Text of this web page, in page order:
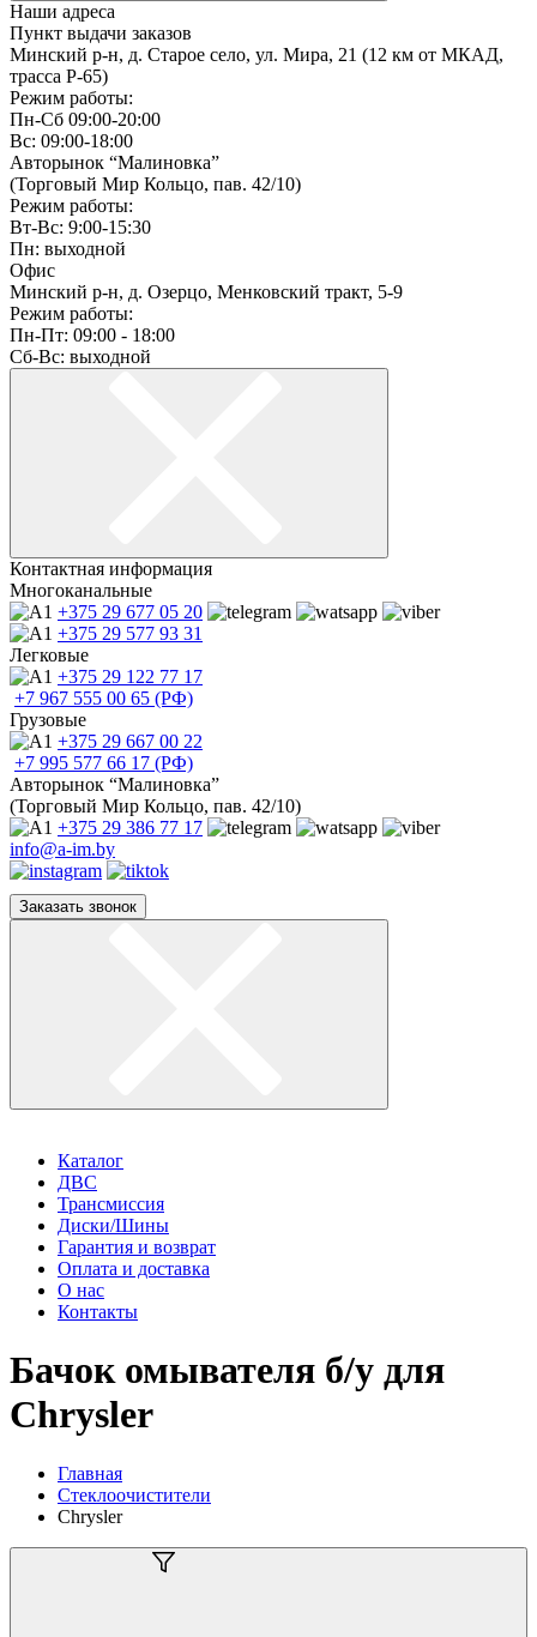
Наши адреса
Пункт выдачи заказов
Минский р-н, д. Старое село, ул. Мира, 21 (12 км от МКАД,
трасса P-65)
Режим работы:
Пн-Сб 09:00-20:00
Вс: 09:00-18:00
Авторынок “Малиновка”
(Торговый Мир Кольцо, пав. 42/10)
Режим работы:
Вт-Вс: 9:00-15:30
Пн: выходной
Офис
Минский р-н, д. Озерцо, Менковский тракт, 5-9
Режим работы:
Пн-Пт: 09:00 - 18:00
Сб-Вс: выходной
Контактная информация
Многоканальные
+375 29 677 05 20
+375 29 577 93 31
Легковые
+375 29 122 77 17
+7 967 555 00 65 (РФ)
Грузовые
+375 29 667 00 22
+7 995 577 66 17 (РФ)
Авторынок “Малиновка”
(Торговый Мир Кольцо, пав. 42/10)
+375 29 386 77 17
info@a-im.by
Заказать звонок
Каталог
ДВС
Трансмиссия
Диски/Шины
Гарантия и возврат
Оплата и доставка
О нас
Контакты
Бачок омывателя б/у для
Chrysler
Главная
Стеклоочистители
Chrysler